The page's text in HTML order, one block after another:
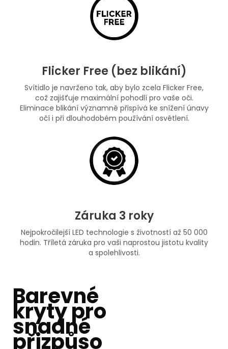
Flicker Free (bez blikání)
Svítidlo je navrženo tak, aby bylo zcela Flicker Free,
což zajišťuje maximální pohodlí pro vaše oči.
Eliminace blikání významně přispívá ke snížení únavy
očí i při dlouhodobém používání osvětlení.
Záruka 3 roky
Nejpokročilejší LED technologie s životností až 50 000
hodin. Tříletá záruka pro vaši naprostou jistotu kvality
a spolehlivosti.
Barevné
kryty pro
snadné
přizpůso